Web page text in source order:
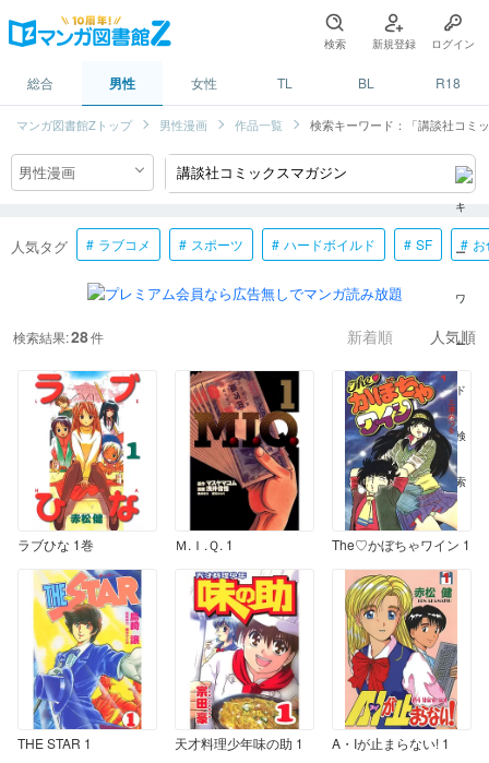
検索 新規登録 ログイン
総合 男性 女性 TL BL R18
マンガ図書館Zトップ 男性漫画 作品一覧 検索キーワード：「講談社コミ
人気タグ ラブコメ スポーツ ハードボイルド SF
検索結果:28件 新着順 人気順
ラブひな 1巻 Ｍ.Ｉ.Ｑ. 1 The♡かぼちゃワイン 1
THE STAR 1 天才料理少年味の助 1 A・Iが止まらない! 1